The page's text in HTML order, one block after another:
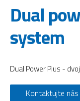
Dual
system
Dual Power Plus -
Kontaktujte nás